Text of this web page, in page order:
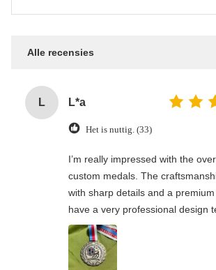
Alle recensies
L L*a
Het is nuttig. (33)
I’m really impressed with the
custom medals. The
with sharp details and a
have a very professional design
handled my custom requirements
communication throughout the
and everything was done on time.